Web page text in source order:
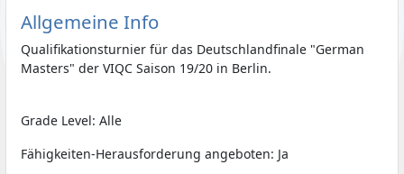
Allgemeine Info
Qualifikationsturnier für das Deutschlandfinale "German
Masters" der VIQC Saison 19/20 in Berlin.
Grade Level: Alle
Fähigkeiten-Herausforderung angeboten: Ja